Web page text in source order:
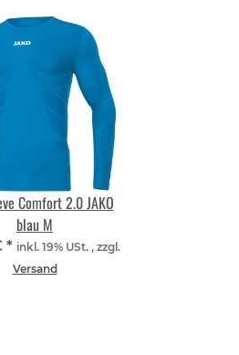
Comfort 2.0 JAKO
blau M
* inkl. 19% USt. , zzgl.
Versand